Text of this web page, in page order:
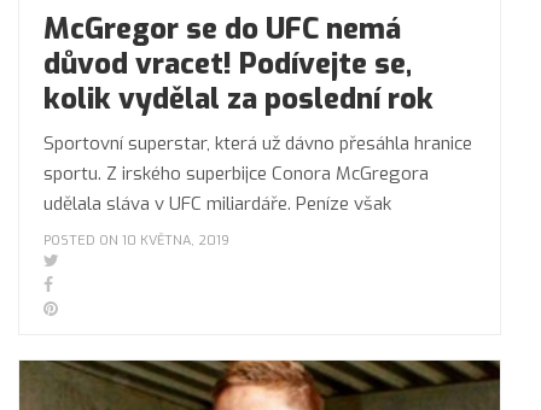
McGregor se do UFC nemá
důvod vracet! Podívejte se,
kolik vydělal za poslední rok
Sportovní superstar, která už dávno přesáhla hranice
sportu. Z irského superbijce Conora McGregora
udělala sláva v UFC miliardáře. Peníze však
POSTED ON 10 KVĚTNA, 2019